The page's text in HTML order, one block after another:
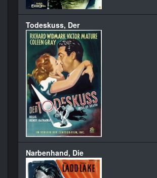
Todeskuss, Der
Narbenhand, Die